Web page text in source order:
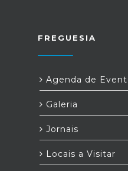
FREGUESIA
Agenda de
Galeria
Jornais
Locais a Visitar